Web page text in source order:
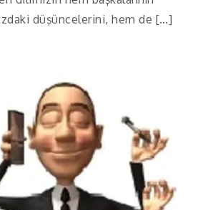
düşüncelerini, hem de […]